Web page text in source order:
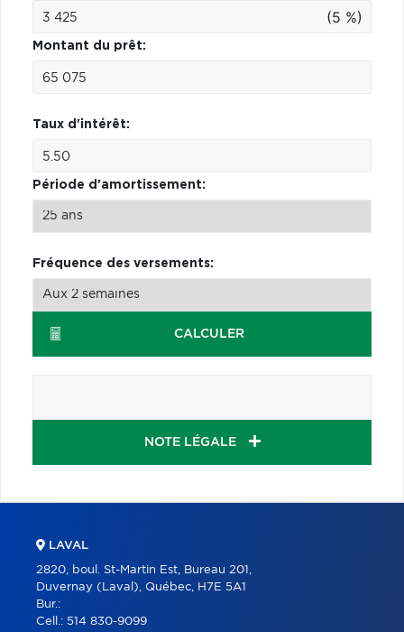
(5 %)
Montant du prêt:
Taux d'intérêt:
Période d'amortissement:
Fréquence des versements:
CALCULER
NOTE LÉGALE
LAVAL
2820, boul. St-Martin Est, Bureau 201,
Duvernay (Laval), Québec, H7E 5A1
Bur.:
Cell.: 514 830-9099